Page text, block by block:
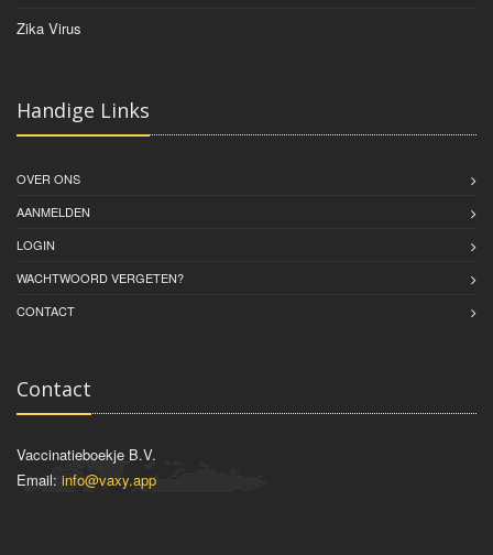
Zika Virus
Handige Links
OVER ONS
AANMELDEN
LOGIN
WACHTWOORD VERGETEN?
CONTACT
Contact
Vaccinatieboekje B.V.
Email: info@vaxy.app